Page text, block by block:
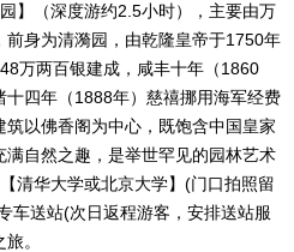
】（深度游约2.5小时），主要由万
身为清漪园，由乾隆皇帝于1750年
万两百银建成，咸丰十年（1860
四年（1888年）慈禧挪用海军经费
以佛香阁为中心，既饱含中国皇家
满自然之趣，是举世罕见的园林艺术
清华大学或北京大学】(门口拍照留
车送站(次日返程游客，安排送站服
。